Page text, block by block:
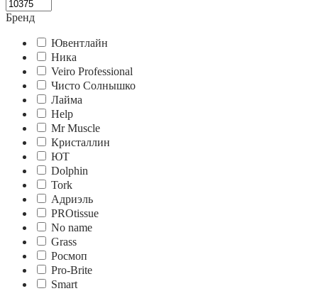
Бренд
Ювентлайн
Ника
Veiro Professional
Чисто Солнышко
Лайма
Help
Mr Muscle
Кристаллин
ЮТ
Dolphin
Tork
Адриэль
PROtissue
No name
Grass
Росмоп
Pro-Brite
Smart